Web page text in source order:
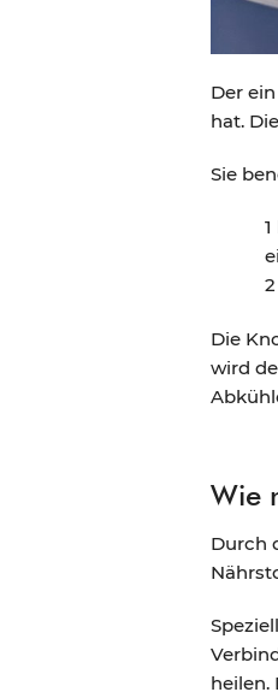
Der
hat.
Sie
Die
wird
Wie
Durch
heilen.